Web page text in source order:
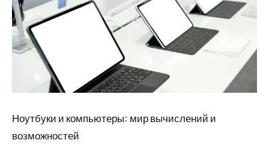
Ноутбуки и компьютеры: мир вычислений и
возможностей